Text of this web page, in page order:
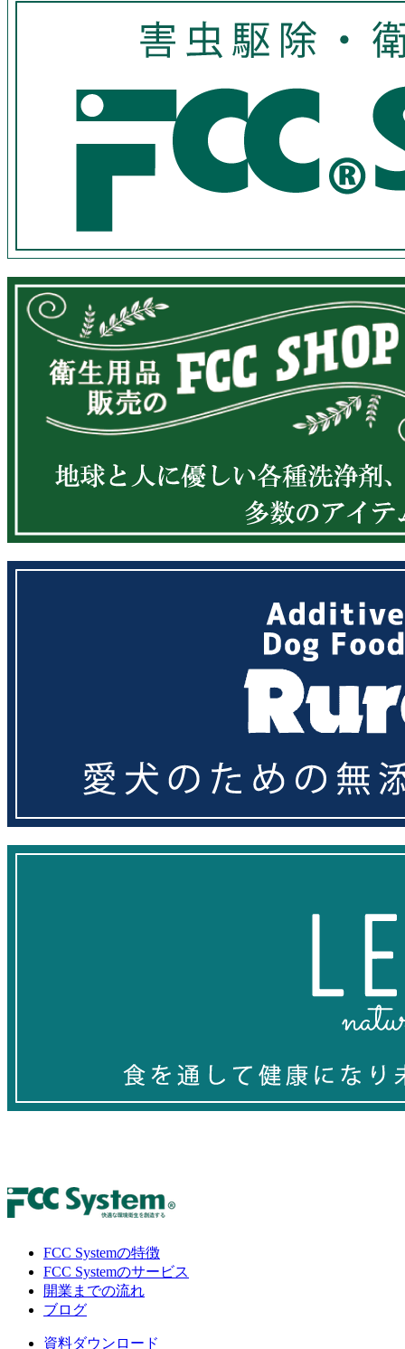
FCC Systemの特徴
FCC Systemのサービス
開業までの流れ
ブログ
資料ダウンロード